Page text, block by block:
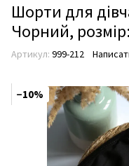
Шорти для
Чорний,
Артикул: 999-212
−10%